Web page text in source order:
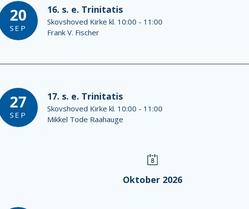
20
SEP
16. s. e. Trinitatis
Skovshoved Kirke kl. 10:00 - 11:00
Frank V. Fischer
27
SEP
17. s. e. Trinitatis
Skovshoved Kirke kl. 10:00 - 11:00
Mikkel Tode Raahauge
Oktober 2026